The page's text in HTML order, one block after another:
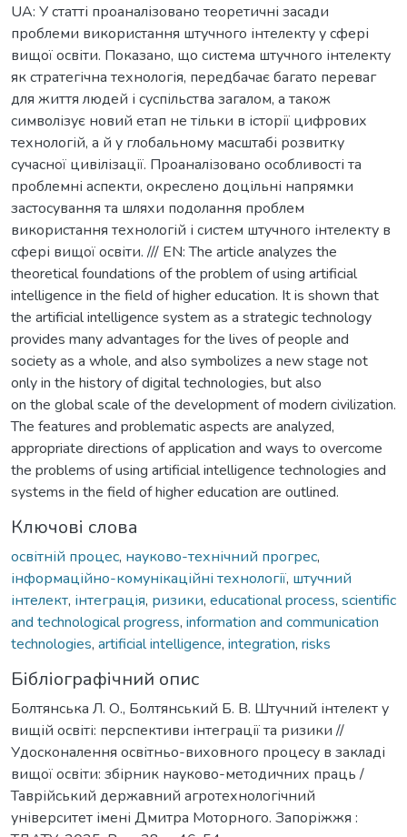
UA: У статті проаналізовано теоретичні засади
проблеми використання штучного інтелекту у сфері
вищої освіти. Показано, що система штучного інтелекту
як стратегічна технологія, передбачає багато переваг
для життя людей і суспільства загалом, а також
символізує новий етап не тільки в історії цифрових
технологій, а й у глобальному масштабі розвитку
сучасної цивілізації. Проаналізовано особливості та
проблемні аспекти, окреслено доцільні напрямки
застосування та шляхи подолання проблем
використання технологій і систем штучного інтелекту в
сфері вищої освіти. /// EN: The article analyzes the
theoretical foundations of the problem of using artificial
intelligence in the field of higher education. It is shown that
the artificial intelligence system as a strategic technology
provides many advantages for the lives of people and
society as a whole, and also symbolizes a new stage not
only in the history of digital technologies, but also
on the global scale of the development of modern civilization.
The features and problematic aspects are analyzed,
appropriate directions of application and ways to overcome
the problems of using artificial intelligence technologies and
systems in the field of higher education are outlined.
Ключові слова
освітній процес, науково-технічний прогрес,
інформаційно-комунікаційні технології, штучний
інтелект, інтеграція, ризики, educational process, scientific
and technological progress, information and communication
technologies, artificial intelligence, integration, risks
Бібліографічний опис
Болтянська Л. О., Болтянський Б. В. Штучний інтелект у
вищій освіті: перспективи інтеграції та ризики //
Удосконалення освітньо-виховного процесу в закладі
вищої освіти: збірник науково-методичних праць /
Таврійський державний агротехнологічний
університет імені Дмитра Моторного. Запоріжжя :